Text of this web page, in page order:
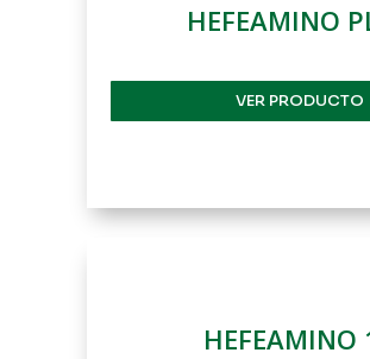
HEFEAMINO
VER PRODUCTO
HEFEAMINO